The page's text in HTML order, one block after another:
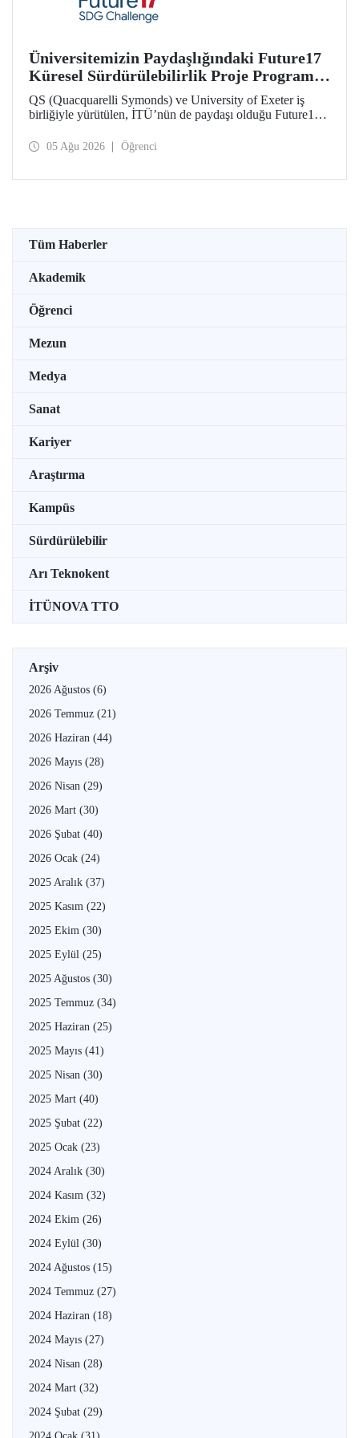
Üniversitemizin Paydaşlığındaki Future17
Küresel Sürdürülebilirlik Proje Programı,
Öğrencilerimizin Başvurularını Bekliyor
QS (Quacquarelli Symonds) ve University of Exeter iş
birliğiyle yürütülen, İTÜ’nün de paydaşı olduğu Future17
öğrenci başvuruları açıldı. Başvurular için son gün 31
05 Ağu 2026 Öğrenci
Tüm Haberler
Akademik
Öğrenci
Mezun
Medya
Sanat
Kariyer
Araştırma
Kampüs
Sürdürülebilir
Arı Teknokent
İTÜNOVA TTO
Arşiv
2026 Ağustos (6)
2026 Temmuz (21)
2026 Haziran (44)
2026 Mayıs (28)
2026 Nisan (29)
2026 Mart (30)
2026 Şubat (40)
2026 Ocak (24)
2025 Aralık (37)
2025 Kasım (22)
2025 Ekim (30)
2025 Eylül (25)
2025 Ağustos (30)
2025 Temmuz (34)
2025 Haziran (25)
2025 Mayıs (41)
2025 Nisan (30)
2025 Mart (40)
2025 Şubat (22)
2025 Ocak (23)
2024 Aralık (30)
2024 Kasım (32)
2024 Ekim (26)
2024 Eylül (30)
2024 Ağustos (15)
2024 Temmuz (27)
2024 Haziran (18)
2024 Mayıs (27)
2024 Nisan (28)
2024 Mart (32)
2024 Şubat (29)